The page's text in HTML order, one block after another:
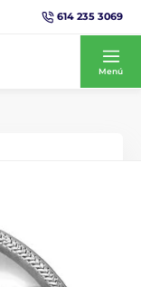
614 235 3069
Menú